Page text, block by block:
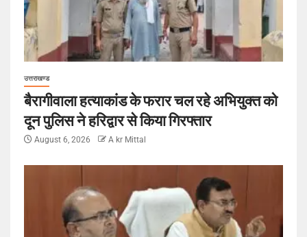
उत्तराखण्ड
बैरागीवाला हत्याकांड के फरार चल रहे अभियुक्त को
दून पुलिस ने हरिद्वार से किया गिरफ्तार
August 6, 2026 A kr Mittal